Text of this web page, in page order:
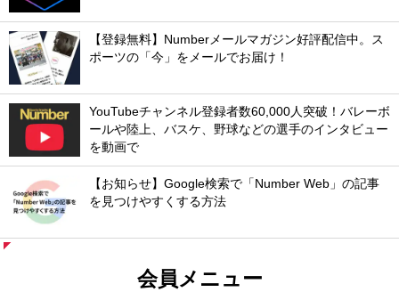
【登録無料】Numberメールマガジン好評配信中。ス
ポーツの「今」をメールでお届け！
YouTubeチャンネル登録者数60,000人突破！バレーボ
ールや陸上、バスケ、野球などの選手のインタビュー
を動画で
【お知らせ】Google検索で「Number Web」の記事
を見つけやすくする方法
会員メニュー